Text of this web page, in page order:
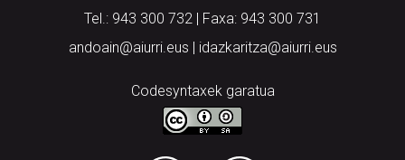
Tel.: 943 300 732 | Faxa: 943 300 731
andoain@aiurri.eus | idazkaritza@aiurri.eus
Codesyntaxek garatua